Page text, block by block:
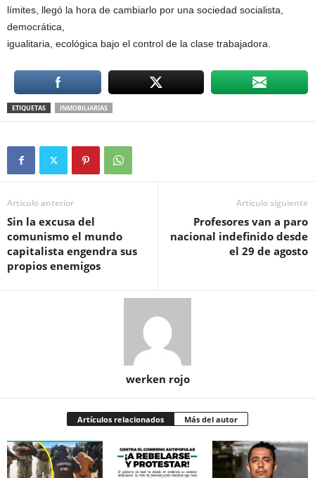
límites, llegó la hora de cambiarlo por una sociedad socialista,
democrática,
igualitaria, ecológica bajo el control de la clase trabajadora.
ETIQUETAS INMOBILIARIAS
Artículo anterior
Sin la excusa del
comunismo el mundo
capitalista engendra sus
propios enemigos
Artículo siguiente
Profesores van a paro
nacional indefinido desde
el 29 de agosto
werken rojo
Artículos relacionados Más del autor